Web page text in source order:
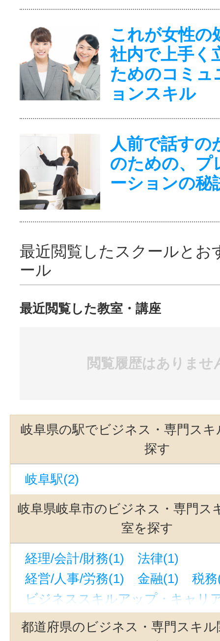
これが女性の
社内で上手く
ためのコミュ
ョンスキル
人前で話すの
のための、プ
ーションの秘
最近閲覧したスクールとお
ール
最近閲覧した教室・講座
閲覧履歴はありませ
岐阜県の駅でビジネス・専門ス
探す
岐阜駅(2)
岐阜県岐阜市のビジネス・専門ス
室を探す
経理/会計/財務(1)
法律(1)
経営/人事/労務(1)
金融(1)
税
ビジネススキルアップ・キャリ
ビジネス・専門スキルその他(2)
都道府県のビジネス・専門スキ